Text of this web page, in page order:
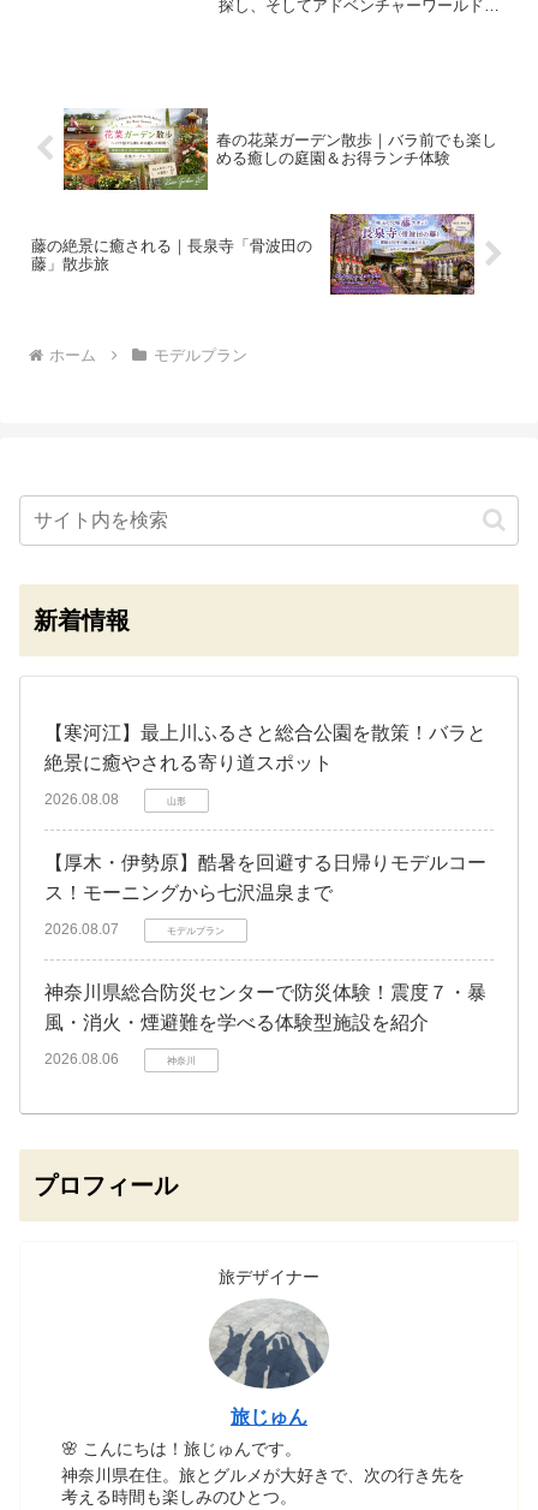
探し、そしてアドベンチャーワールドと
春の花菜ガーデン散歩｜バラ前でも楽し
める癒しの庭園＆お得ランチ体験
藤の絶景に癒される｜長泉寺「骨波田の
藤」散歩旅
ホーム モデルプラン
新着情報
【寒河江】最上川ふるさと総合公園を散策！バラと
絶景に癒やされる寄り道スポット
2026.08.08 山形
【厚木・伊勢原】酷暑を回避する日帰りモデルコー
ス！モーニングから七沢温泉まで
2026.08.07 モデルプラン
神奈川県総合防災センターで防災体験！震度７・暴
風・消火・煙避難を学べる体験型施設を紹介
2026.08.06 神奈川
プロフィール
旅デザイナー
旅じゅん
🌸 こんにちは！旅じゅんです。
神奈川県在住。旅とグルメが大好きで、次の行き先を
考える時間も楽しみのひとつ。